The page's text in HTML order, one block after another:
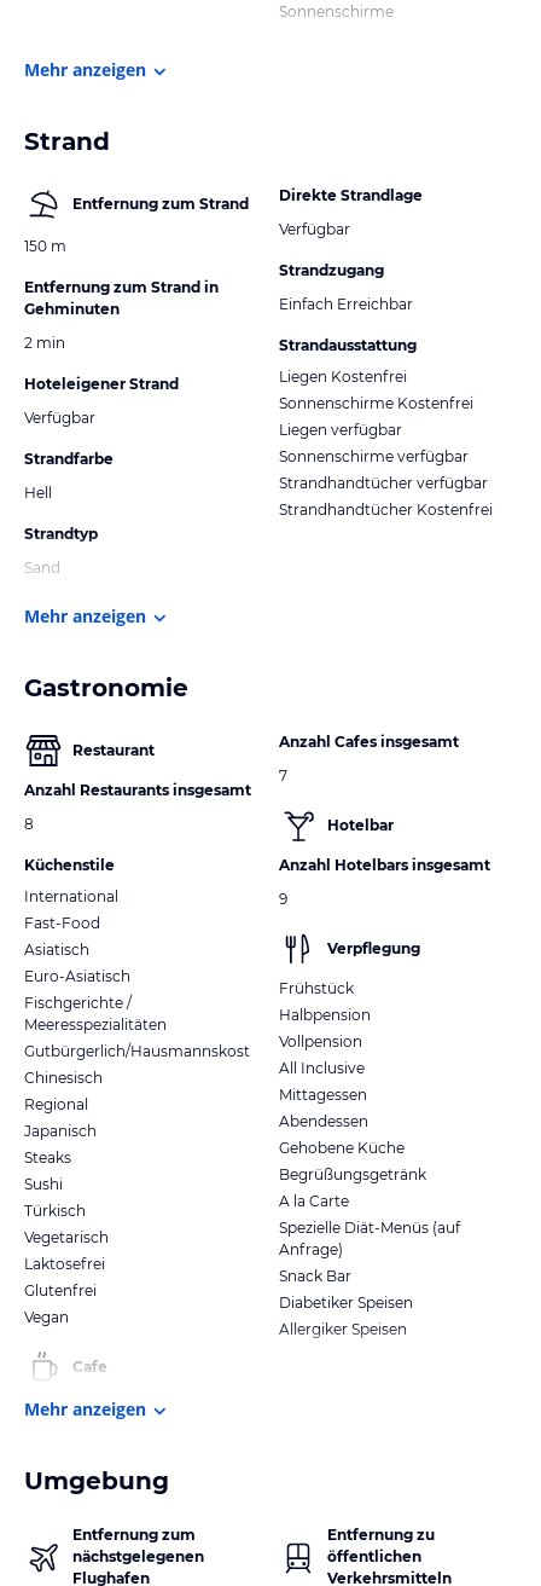
Sonnenschirme
Mehr anzeigen
Strand
Entfernung zum Strand
150 m
Entfernung zum Strand in
Gehminuten
2 min
Hoteleigener Strand
Verfügbar
Strandfarbe
Hell
Strandtyp
Sand
Direkte Strandlage
Verfügbar
Strandzugang
Einfach Erreichbar
Strandausstattung
Liegen Kostenfrei
Sonnenschirme Kostenfrei
Liegen verfügbar
Sonnenschirme verfügbar
Strandhandtücher verfügbar
Strandhandtücher Kostenfrei
Mehr anzeigen
Gastronomie
Restaurant
Anzahl Restaurants insgesamt
8
Küchenstile
International
Fast-Food
Asiatisch
Euro-Asiatisch
Fischgerichte /
Meeresspezialitäten
Gutbürgerlich/Hausmannskost
Chinesisch
Regional
Japanisch
Steaks
Sushi
Türkisch
Vegetarisch
Laktosefrei
Glutenfrei
Vegan
Cafe
Anzahl Cafes insgesamt
7
Hotelbar
Anzahl Hotelbars insgesamt
9
Verpflegung
Frühstück
Halbpension
Vollpension
All Inclusive
Mittagessen
Abendessen
Gehobene Küche
Begrüßungsgetränk
A la Carte
Spezielle Diät-Menüs (auf
Anfrage)
Snack Bar
Diabetiker Speisen
Allergiker Speisen
Mehr anzeigen
Umgebung
Entfernung zum
nächstgelegenen
Flughafen
Entfernung zu
öffentlichen
Verkehrsmitteln